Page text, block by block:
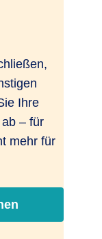
Ihre
– für
mehr für